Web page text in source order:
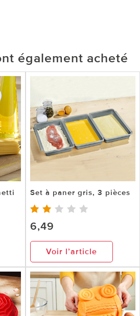
également acheté
Set à paner gris, 3 pièces
6,49
Voir l’article